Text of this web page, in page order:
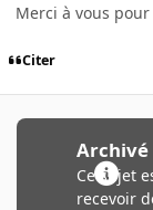
Merci à vous
Citer
Archivé
Ce sujet
recevoir